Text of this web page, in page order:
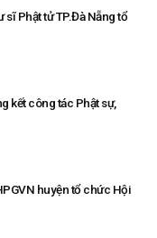
sĩ Phật tử TP.Đà Nẵng tổ
kết công tác Phật sự,
huyện tổ chức Hội